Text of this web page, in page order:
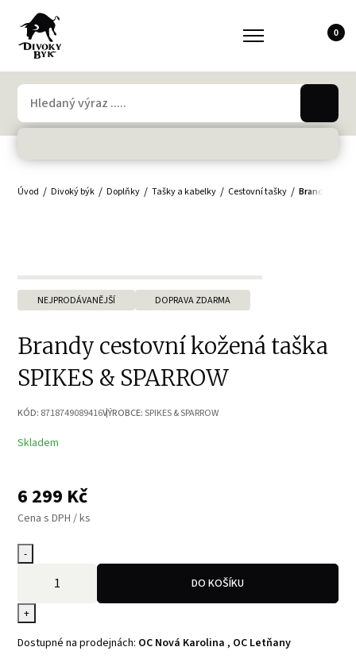
0
Úvod Divoký býk Doplňky Tašky a kabelky Cestovní tašky Brandy
NEJPRODÁVANĚJŠÍ DOPRAVA ZDARMA
Brandy cestovní kožená taška
SPIKES & SPARROW
KÓD: 8718749089416VÝROBCE: SPIKES & SPARROW
Skladem
6 299 Kč
Cena s DPH / ks
-
+
DO KOŠÍKU
Dostupné na prodejnách: OC Nová Karolina , OC Letňany